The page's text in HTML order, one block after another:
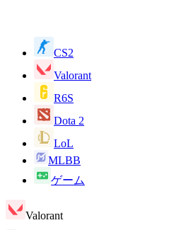
CS2
Valorant
R6S
Dota 2
LoL
MLBB
ゲーム
Valorant